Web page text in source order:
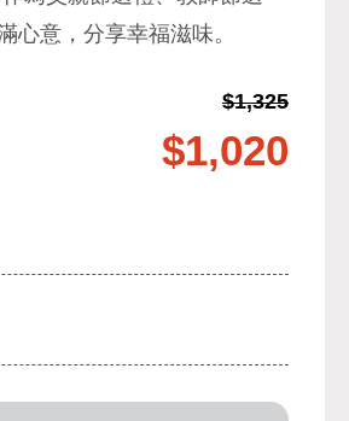
心意，分享幸福滋味。
$1,325
$1,020